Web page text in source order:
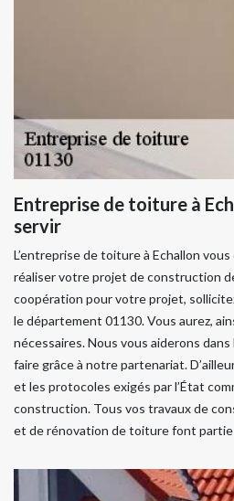
Entreprise de toiture à
servir
L’entreprise de toiture à Echallon
réaliser votre projet de construction
coopération pour votre projet,
le département 01130. Vous aurez,
nécessaires. Nous vous aiderons dans
faire grâce à notre partenariat.
et les protocoles exigés par l’État
construction. Tous vos travaux de
et de rénovation de toiture font partie